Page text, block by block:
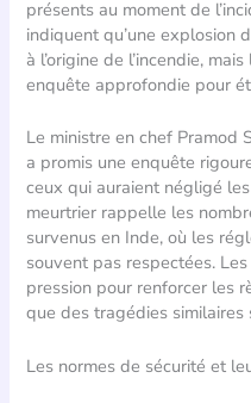
présents au moment de
indiquent qu’une explosion
à l’origine de l’incendie,
enquête approfondie pour
Le ministre en chef Pramod
a promis une enquête
ceux qui auraient négligé
meurtrier rappelle les
survenus en Inde, où les
souvent pas respectées.
pression pour renforcer les
que des tragédies similaires
Les normes de sécurité et